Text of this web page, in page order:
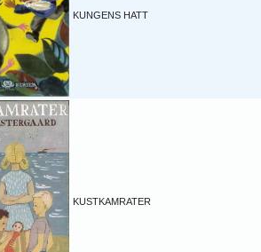
KUNGENS HATT
KUSTKAMRATER